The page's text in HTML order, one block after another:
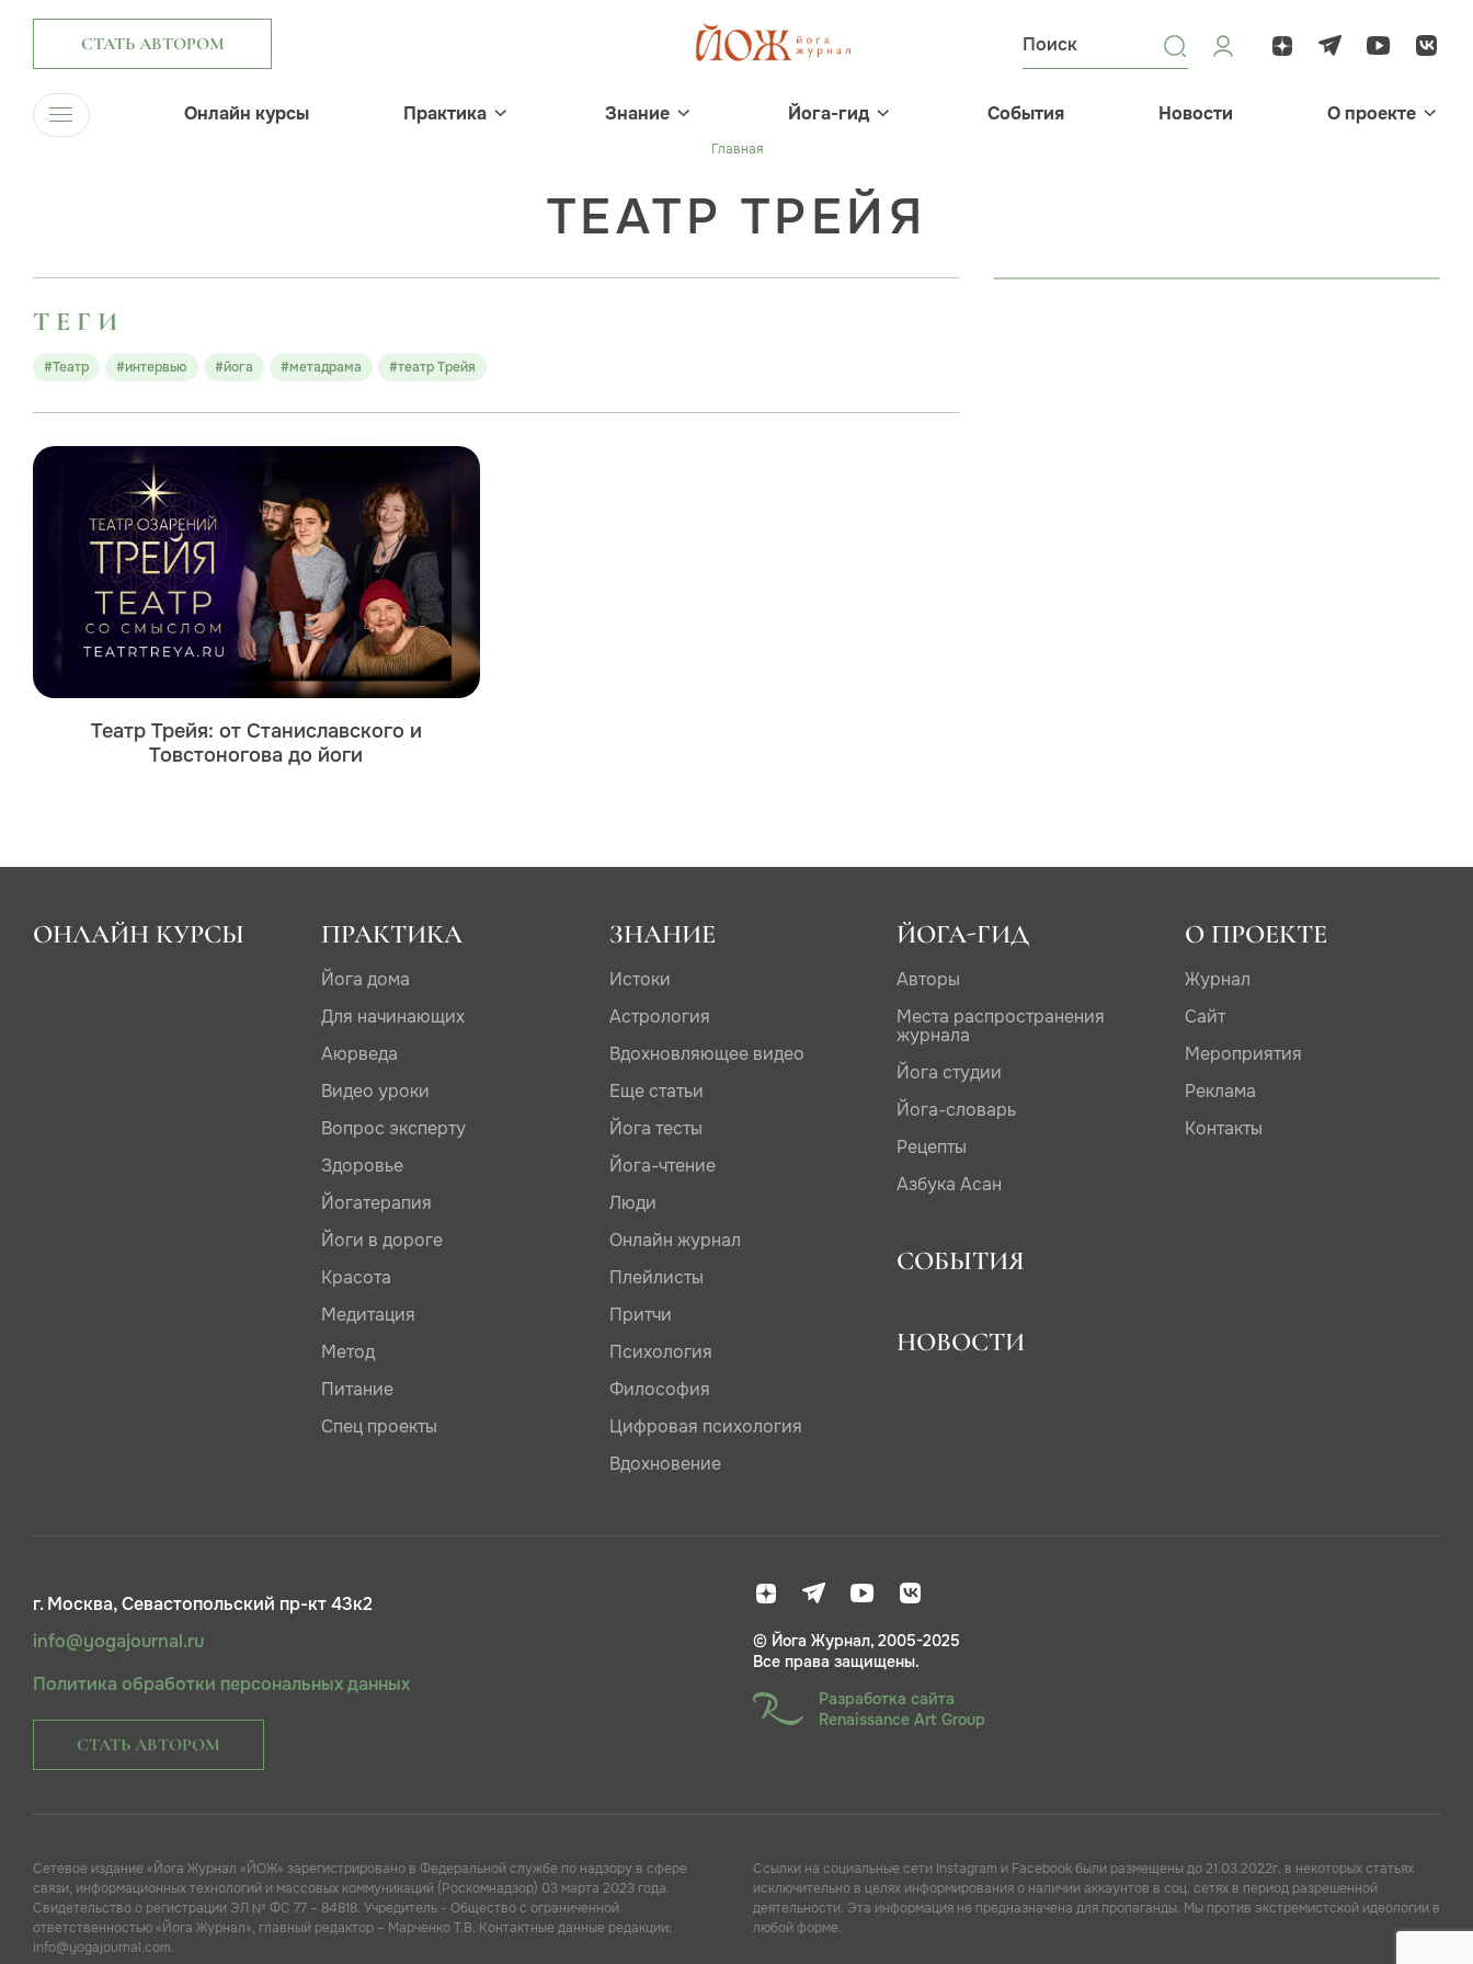
СТАТЬ АВТОРОМ
Онлайн курсы Практика Знание Йога-гид События Новости О проекте
Главная
ТЕАТР ТРЕЙЯ
ТЕГИ
#Театр #интервью #йога #метадрама #театр Трейя
Театр Трейя: от Станиславского и
Товстоногова до йоги
ОНЛАЙН КУРСЫ ПРАКТИКА
Йога дома
Для начинающих
Аюрведа
Видео уроки
Вопрос эксперту
Здоровье
Йогатерапия
Йоги в дороге
Красота
Медитация
Метод
Питание
Спец проекты
ЗНАНИЕ
Истоки
Астрология
Вдохновляющее видео
Еще статьи
Йога тесты
Йога-чтение
Люди
Онлайн журнал
Плейлисты
Притчи
Психология
Философия
Цифровая психология
Вдохновение
ЙОГА-ГИД
Авторы
Места распространения
журнала
Йога студии
Йога-словарь
Рецепты
Азбука Асан
СОБЫТИЯ
НОВОСТИ
О ПРОЕКТЕ
Журнал
Сайт
Мероприятия
Реклама
Контакты
г. Москва, Севастопольский пр-кт 43к2
info@yogajournal.ru
Политика обработки персональных данных
СТАТЬ АВТОРОМ
© Йога Журнал, 2005-2025
Все права защищены.
Разработка сайта
Renaissance Art Group
Сетевое издание «Йога Журнал «ЙОЖ» зарегистрировано в Федеральной службе по надзору в сфере
связи, информационных технологий и массовых коммуникаций (Роскомнадзор) 03 марта 2023 года.
Свидетельство о регистрации ЭЛ № ФС 77 – 84818. Учредитель - Общество с ограниченной
ответственностью «Йога Журнал», главный редактор – Марченко Т.В. Контактные данные редакции:
info@yogajournal.com.
Ссылки на социальные сети Instagram и Facebook были размещены до 21.03.2022г. в некоторых статьях
исключительно в целях информирования о наличии аккаунтов в соц. сетях в период разрешенной
деятельности. Эта информация не предназначена для пропаганды. Мы против экстремистской идеологии в
любой форме.